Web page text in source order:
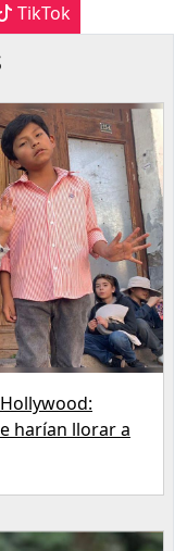
TikTok
harían llorar a